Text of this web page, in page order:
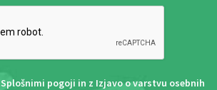
Splošnimi pogoji in z Izjavo o varstvu osebnih